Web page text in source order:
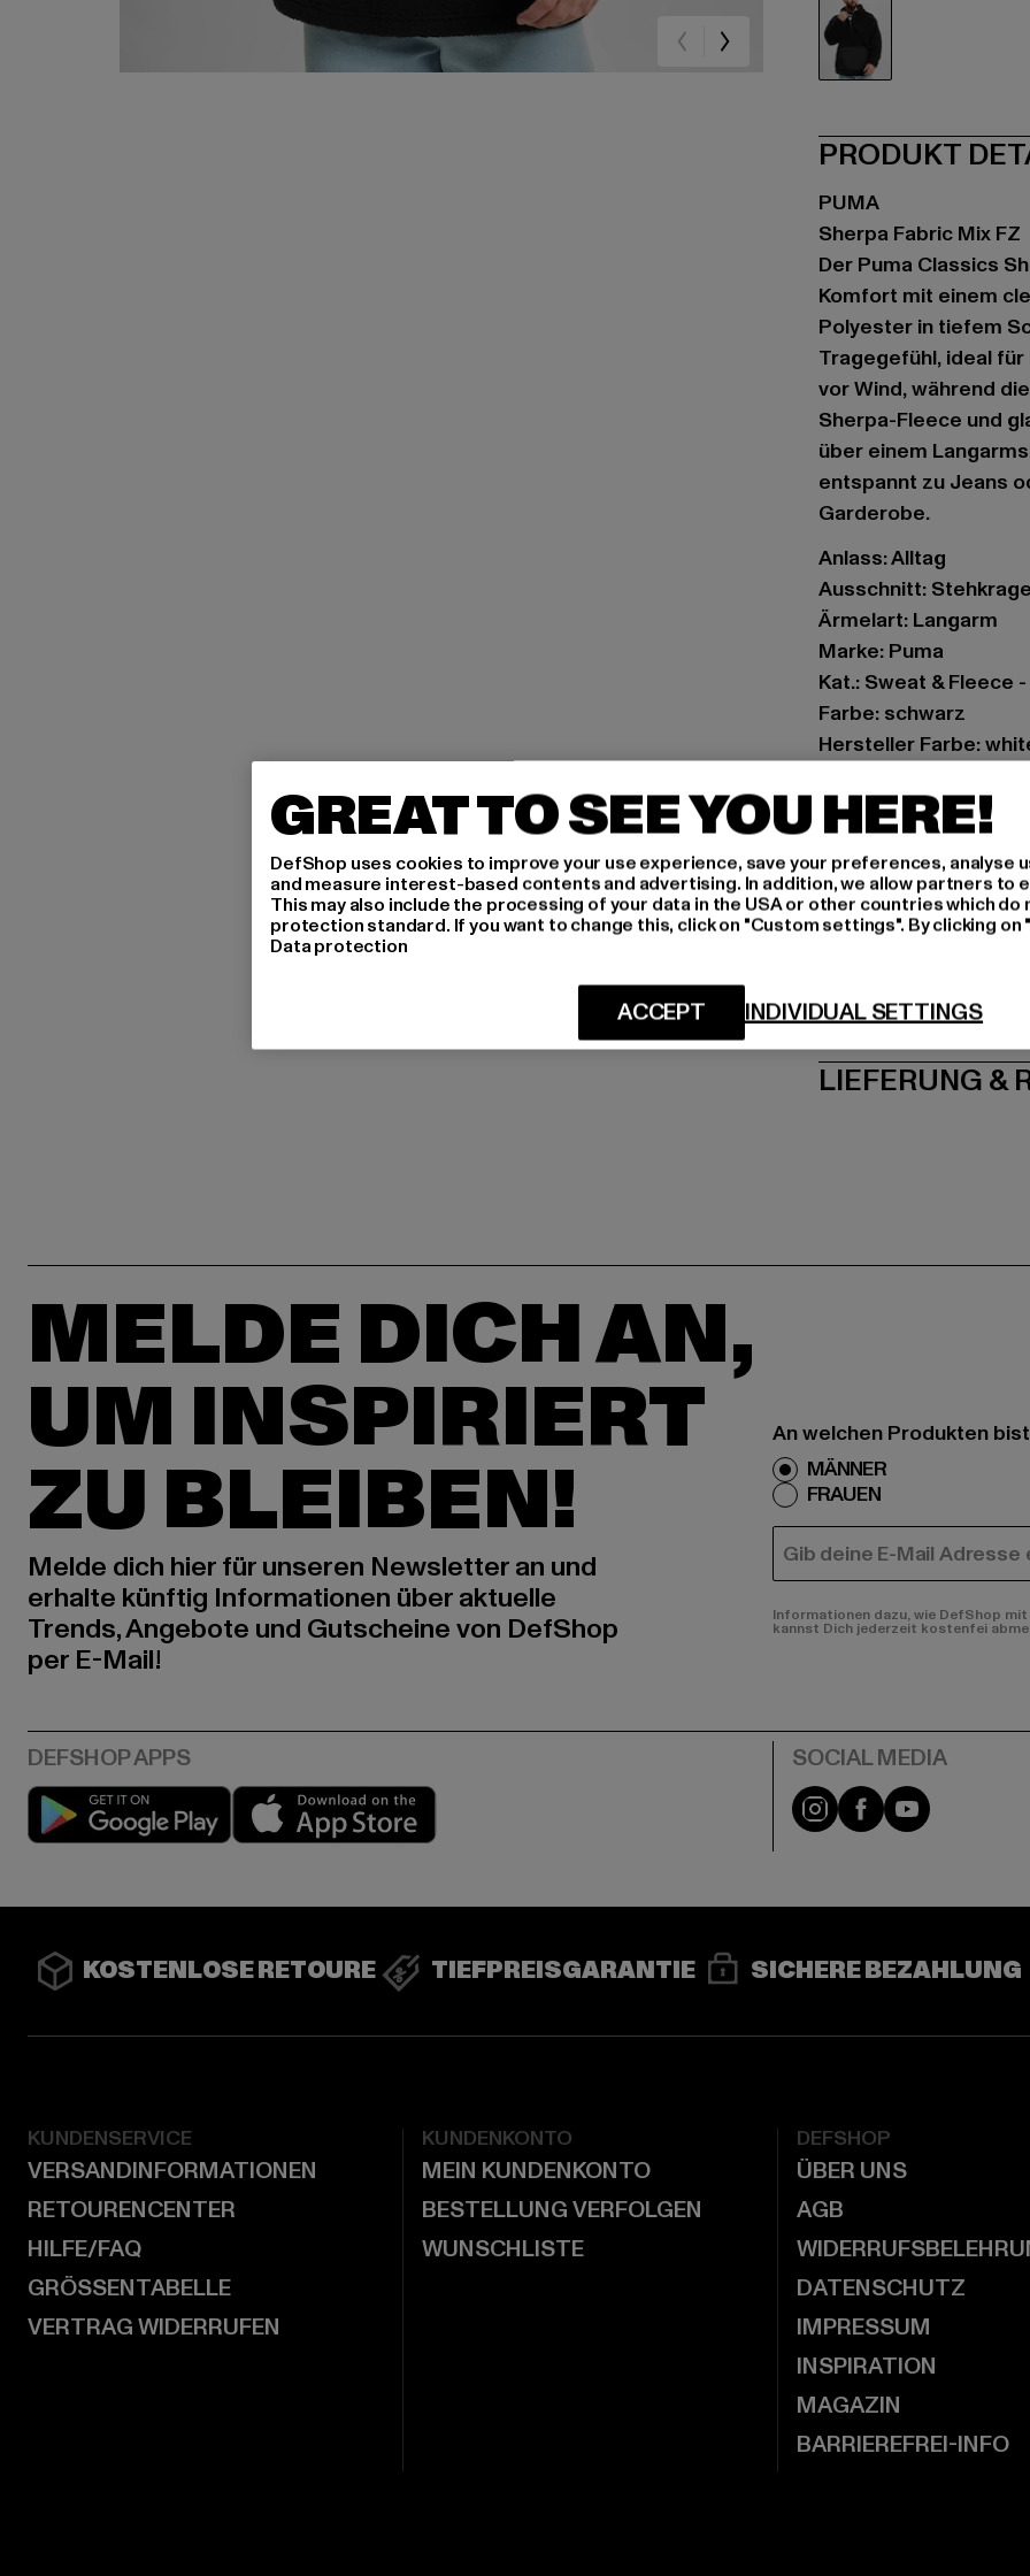
PRODUKT
PUMA
Sherpa Fabric Mix FZ
Der Puma Classics
Komfort mit einem
Polyester in tiefem
Tragegefühl, ideal
vor Wind, während
Sherpa-Fleece und
über einem
entspannt zu Jeans
Garderobe.
Anlass: Alltag
Ausschnitt:
Ärmelart: Langarm
Marke: Puma
Kat.: Sweat & Fleece
Farbe: schwarz
Hersteller Farbe:
Art.Nr: 53917701-00220
Hersteller: PUMA
PUMA Way 1 | 91074
LIEFERUNG &
MELDE DICH AN,
UM INSPIRIERT
ZU BLEIBEN!
Melde dich hier für unseren Newsletter an und
erhalte künftig Informationen über aktuelle
Trends, Angebote und Gutscheine von DefShop
per E-Mail!
An welchen Produkten
MÄNNER
FRAUEN
E-MAIL
Informationen dazu, wie DefShop
kannst Dich jederzeit kostenfei
Play market Instagram
FacebookYouTube
KOSTENLOSE RETOURE TIEFPREISGARANTIE SICHERE BEZAHLUNG
KUNDENSERVICE
VERSANDINFORMATIONEN
RETOURENCENTER
HILFE/FAQ
GRÖSSENTABELLE
VERTRAG WIDERRUFEN
KUNDENKONTO
MEIN KUNDENKONTO
BESTELLUNG VERFOLGEN
WUNSCHLISTE
DEFSHOP
ÜBER UNS
AGB
DATENSCHUTZ
IMPRESSUM
INSPIRATION
MAGAZIN
BARRIEREFREI-INFO
GREAT TO SEE YOU HERE!
DefShop uses cookies to improve your use experience, save your preferences, analyse
and measure interest-based contents and advertising. In addition, we allow partners to
This may also include the processing of your data in the USA or other countries which do
protection standard. If you want to change this, click on "Custom settings". By clicking
Data protection
INDIVIDUAL SETTINGS
ACCEPT